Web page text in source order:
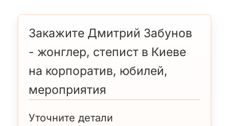
Закажите Дмитрий Забунов
- жонглер, степист в Киеве
на корпоратив, юбилей,
мероприятия
Уточните детали